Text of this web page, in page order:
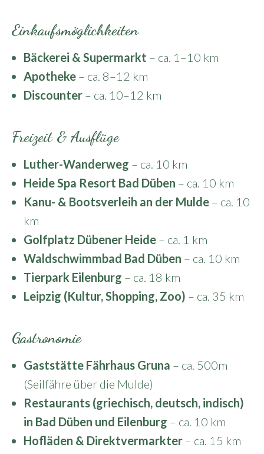
Einkaufsmöglichkeiten
Bäckerei & Supermarkt – ca. 1–10 km
Apotheke – ca. 8–12 km
Discounter – ca. 10–12 km
Freizeit & Ausflüge
Luther-Wanderweg – ca. 10 km
Heide Spa Resort Bad Düben – ca. 10 km
Kanu- & Bootsverleih an der Mulde – ca. 10
km
Golfplatz Dübener Heide – ca. 1 km
Waldschwimmbad Bad Düben – ca. 10 km
Tierpark Eilenburg – ca. 18 km
Leipzig (Kultur, Shopping, Zoo) – ca. 35 km
Gastronomie
Gaststätte Fährhaus Gruna – ca. 500m
(Seilfähre über die Mulde)
Restaurants (griechisch, deutsch, indisch)
in Bad Düben und Eilenburg – ca. 10 km
Hofläden & Direktvermarkter – ca. 15 km